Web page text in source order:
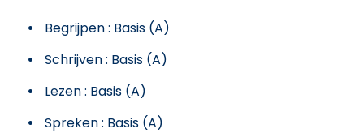
Begrijpen : Basis (A)
Schrijven : Basis (A)
Lezen : Basis (A)
Spreken : Basis (A)